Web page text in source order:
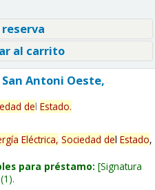
al carrito
Antoni Oeste,
del Estado.
Eléctrica, Sociedad del Estado,
para préstamo: Signatura
(1).